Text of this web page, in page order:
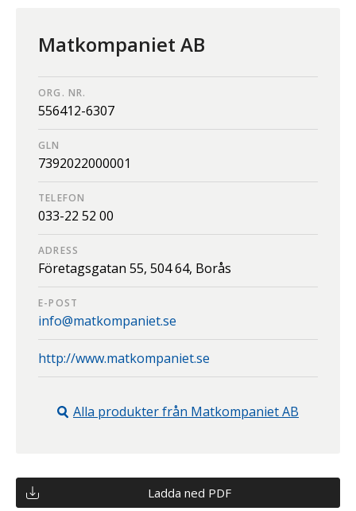
Matkompaniet AB
ORG. NR.
556412-6307
GLN
7392022000001
TELEFON
033-22 52 00
ADRESS
Företagsgatan 55, 504 64, Borås
E-POST
info@matkompaniet.se
http://www.matkompaniet.se
Alla produkter från Matkompaniet AB
Ladda ned PDF